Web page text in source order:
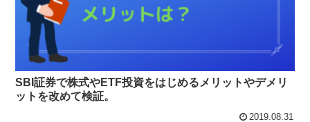
SBI証券で株式やETF投資をはじめるメリットやデメリ
ットを改めて検証。
2019.08.31